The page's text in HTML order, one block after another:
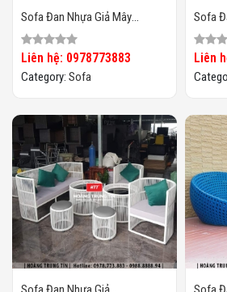
Sofa Đan Nhựa Giả Mây
HTT078
Liên hệ: 0978773883
Category: Sofa
Sofa
Liên